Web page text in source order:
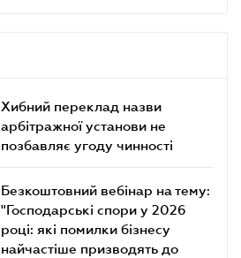
Хибний переклад назви
арбітражної установи не
позбавляє угоду чинності
Безкоштовний вебінар на тему:
"Господарські спори у 2026
році: які помилки бізнесу
найчастіше призводять до